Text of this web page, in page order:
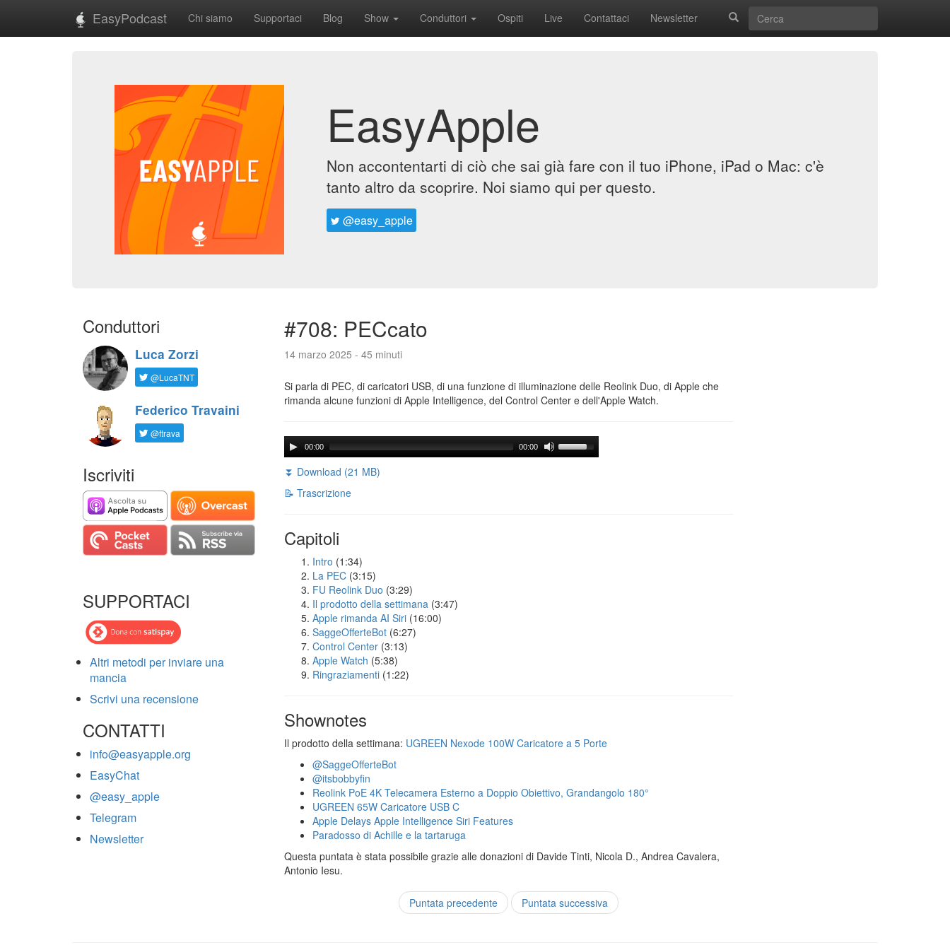
EasyPodcast Chi siamo Supportaci Blog Show Conduttori Ospiti Live Contattaci Newsletter
EasyApple
Non accontentarti di ciò che sai già fare con il tuo iPhone, iPad o Mac: c'è
tanto altro da scoprire. Noi siamo qui per questo.
@easy_apple
Conduttori
Luca Zorzi
@LucaTNT
Federico Travaini
@ftrava
Iscriviti
SUPPORTACI
Altri metodi per inviare una
mancia
Scrivi una recensione
CONTATTI
info@easyapple.org
EasyChat
@easy_apple
Telegram
Newsletter
#708: PECcato
14 marzo 2025 - 45 minuti
Si parla di PEC, di caricatori USB, di una funzione di illuminazione delle Reolink Duo, di Apple che
rimanda alcune funzioni di Apple Intelligence, del Control Center e dell'Apple Watch.
00:00 00:00
⏬ Download (21 MB)
📝 Trascrizione
Capitoli
Intro (1:34)
La PEC (3:15)
FU Reolink Duo (3:29)
Il prodotto della settimana (3:47)
Apple rimanda AI Siri (16:00)
SaggeOfferteBot (6:27)
Control Center (3:13)
Apple Watch (5:38)
Ringraziamenti (1:22)
Shownotes
Il prodotto della settimana: UGREEN Nexode 100W Caricatore a 5 Porte
@SaggeOfferteBot
@itsbobbyfin
Reolink PoE 4K Telecamera Esterno a Doppio Obiettivo, Grandangolo 180°
UGREEN 65W Caricatore USB C
Apple Delays Apple Intelligence Siri Features
Paradosso di Achille e la tartaruga
Questa puntata è stata possibile grazie alle donazioni di Davide Tinti, Nicola D., Andrea Cavalera,
Antonio Iesu.
Puntata precedente Puntata successiva